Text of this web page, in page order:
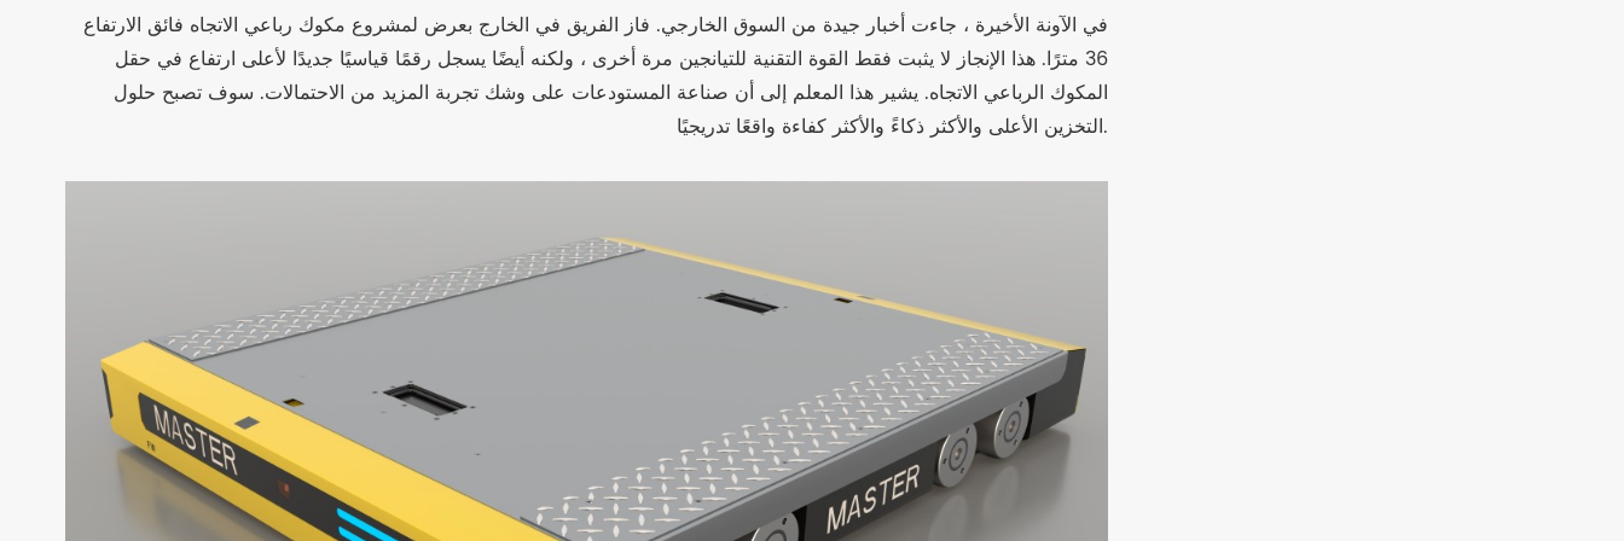
في الآونة الأخيرة ، جاءت أخبار جيدة من السوق الخارجي. فاز الفريق في الخارج بعرض لمشروع مكوك رباعي الاتجاه فائق الارتفاع
36 مترًا. هذا الإنجاز لا يثبت فقط القوة التقنية للتيانجين مرة أخرى ، ولكنه أيضًا يسجل رقمًا قياسيًا جديدًا لأعلى ارتفاع في حقل
المكوك الرباعي الاتجاه. يشير هذا المعلم إلى أن صناعة المستودعات على وشك تجربة المزيد من الاحتمالات. سوف تصبح حلول
التخزين الأعلى والأكثر ذكاءً والأكثر كفاءة واقعًا تدريجيًا.